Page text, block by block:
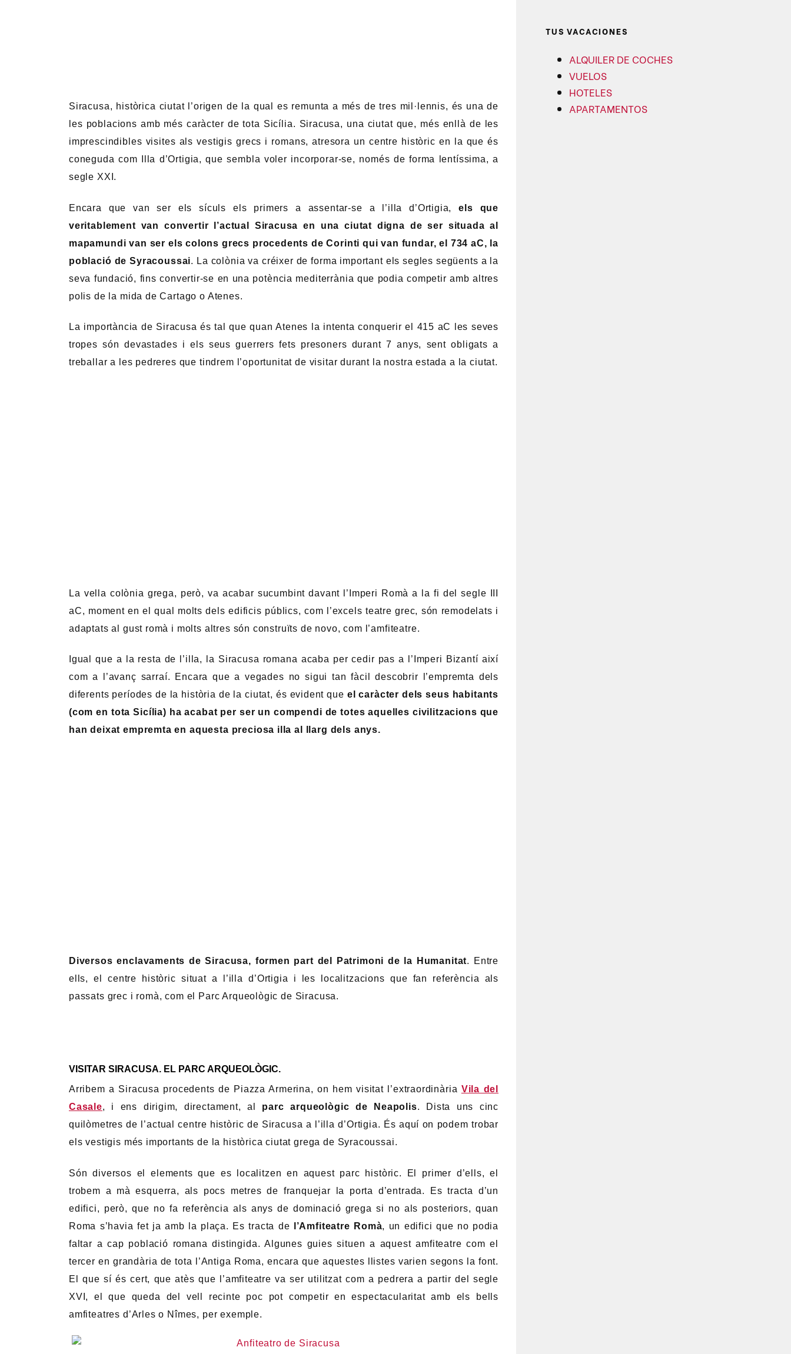
Siracusa, històrica ciutat l’origen de la qual es remunta a més de tres mil·lennis, és una de
les poblacions amb més caràcter de tota Sicília. Siracusa, una ciutat que, més enllà de les
imprescindibles visites als vestigis grecs i romans, atresora un centre històric en la que és
coneguda com Illa d’Ortigia, que sembla voler incorporar-se, només de forma lentíssima, a
segle XXI.
Encara que van ser els sículs els primers a assentar-se a l’illa d’Ortigia,els que
veritablement van convertir l’actual Siracusa en una ciutat digna de ser situada al
mapamundi van ser els colons grecs procedents de Corinti qui van fundar, el 734 aC, la
població de Syracoussai. La colònia va créixer de forma important els segles següents a la
seva fundació, fins convertir-se en una potència mediterrània que podia competir amb altres
polis de la mida de Cartago o Atenes.
La importància de Siracusa és tal que quan Atenes la intenta conquerir el 415 aC les seves
tropes són devastades i els seus guerrers fets presoners durant 7 anys, sent obligats a
treballar a les pedreres que tindrem l’oportunitat de visitar durant la nostra estada a la ciutat.
La vella colònia grega, però, va acabar sucumbint davant l’Imperi Romà a la fi del segle III
aC, moment en el qual molts dels edificis públics, com l’excels teatre grec, són remodelats i
adaptats al gust romà i molts altres són construïts de novo, com l’amfiteatre.
Igual que a la resta de l’illa, la Siracusa romana acaba per cedir pas a l’Imperi Bizantí així
com a l’avanç sarraí. Encara que a vegades no sigui tan fàcil descobrir l’empremta dels
diferents períodes de la història de la ciutat, és evident que el caràcter dels seus habitants
(com en tota Sicília) ha acabat per ser un compendi de totes aquelles civilitzacions que
han deixat empremta en aquesta preciosa illa al llarg dels anys.
Diversos enclavaments de Siracusa, formen part del Patrimoni de la Humanitat. Entre
ells, el centre històric situat a l’illa d’Ortigia i les localitzacions que fan referència als
passats grec i romà, com el Parc Arqueològic de Siracusa.
VISITAR SIRACUSA. EL PARC ARQUEOLÒGIC.
Arribem a Siracusa procedents de Piazza Armerina, on hem visitat l’extraordinària Vila del
Casale, i ens dirigim, directament, al parc arqueològic de Neapolis. Dista uns cinc
quilòmetres de l’actual centre històric de Siracusa a l’illa d’Ortigia. És aquí on podem trobar
els vestigis més importants de la històrica ciutat grega de Syracoussai.
Són diversos el elements que es localitzen en aquest parc històric. El primer d’ells, el
trobem a mà esquerra, als pocs metres de franquejar la porta d’entrada. Es tracta d’un
edifici, però, que no fa referència als anys de dominació grega si no als posteriors, quan
Roma s’havia fet ja amb la plaça. Es tracta de
l’Amfiteatre Romà, un edifici que no podia
faltar a cap població romana distingida. Algunes guies situen a aquest amfiteatre com el
tercer en grandària de tota l’Antiga Roma, encara que aquestes llistes varien segons la font.
El que sí és cert, que atès que l’amfiteatre va ser utilitzat com a pedrera a partir del segle
XVI, el que queda del vell recinte poc pot competir en espectacularitat amb els bells
amfiteatres d’Arles o Nîmes, per exemple.
TUS VACACIONES
ALQUILER DE COCHES
VUELOS
HOTELES
APARTAMENTOS